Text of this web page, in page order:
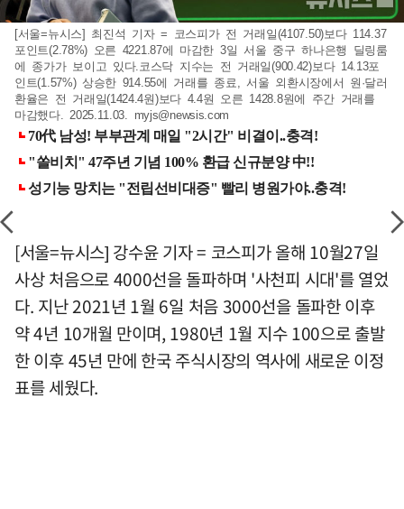
[서울=뉴시스] 최진석 기자 = 코스피가 전 거래일(4107.50)보다 114.37
포인트(2.78%) 오른 4221.87에 마감한 3일 서울 중구 하나은행 딜링룸
에 종가가 보이고 있다.코스닥 지수는 전 거래일(900.42)보다 14.13포
인트(1.57%) 상승한 914.55에 거래를 종료, 서울 외환시장에서 원·달러
환율은 전 거래일(1424.4원)보다 4.4원 오른 1428.8원에 주간 거래를
마감했다. 2025.11.03. myjs@newsis.com
[서울=뉴시스] 강수윤 기자 = 코스피가 올해 10월27일
사상 처음으로 4000선을 돌파하며 '사천피 시대'를 열었
다. 지난 2021년 1월 6일 처음 3000선을 돌파한 이후
약 4년 10개월 만이며, 1980년 1월 지수 100으로 출발
한 이후 45년 만에 한국 주식시장의 역사에 새로운 이정
표를 세웠다.